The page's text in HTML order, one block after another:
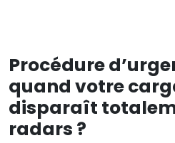
Procédure
quand votre
disparaît
radars ?